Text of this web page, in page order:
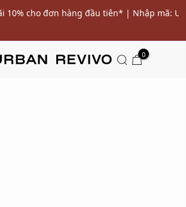
hàng đầu tiên* | Nhập mã: URWELCOME
0